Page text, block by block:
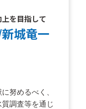
を目指して
城竜一
努めるべく、
調査等を通じ